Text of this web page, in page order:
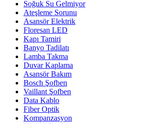
Soğuk Su Gelmiyor
Ateşleme Sorunu
Asansör Elektrik
Floresan LED
Kapı Tamiri
Banyo Tadilatı
Lamba Takma
Duvar Kaplama
Asansör Bakım
Bosch Şofben
Vaillant Şofben
Data Kablo
Fiber Optik
Kompanzasyon